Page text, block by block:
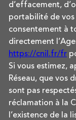
d’effacement,
portabilité de vos
consentement à
directement
https://cnil.fr/fr
Si vous estimez,
Réseau, que vos
sont pas
réclamation à la
l’existence de la